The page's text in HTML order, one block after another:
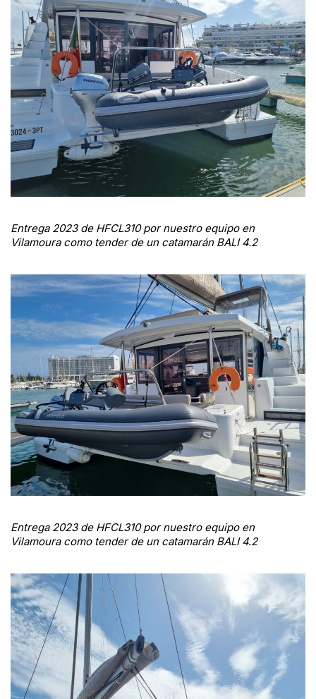
Entrega 2023 de HFCL310 por nuestro equipo en
Vilamoura como tender de un catamarán BALI 4.2
Entrega 2023 de HFCL310 por nuestro equipo en
Vilamoura como tender de un catamarán BALI 4.2